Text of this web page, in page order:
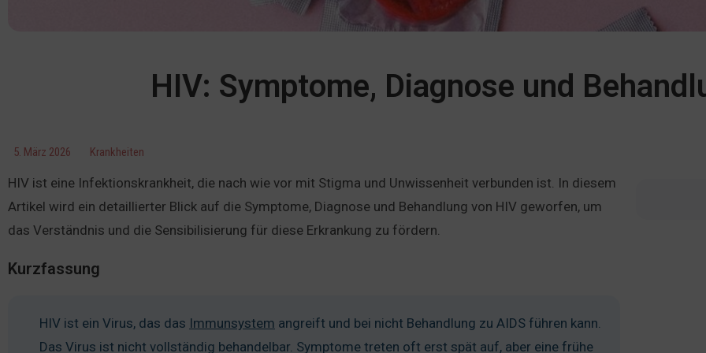
HIV: Symptome, Diagnose und
5. März 2026 Krankheiten
HIV ist eine Infektionskrankheit, die nach wie vor mit Stigma und Unwissenheit verbunden ist. In diesem
Artikel wird ein detaillierter Blick auf die Symptome, Diagnose und Behandlung von HIV geworfen, um
das Verständnis und die Sensibilisierung für diese Erkrankung zu fördern.
Kurzfassung
HIV ist ein Virus, das das Immunsystem angreift und bei nicht Behandlung zu AIDS führen kann.
Das Virus ist nicht vollständig behandelbar. Symptome treten oft erst spät auf, aber eine frühe